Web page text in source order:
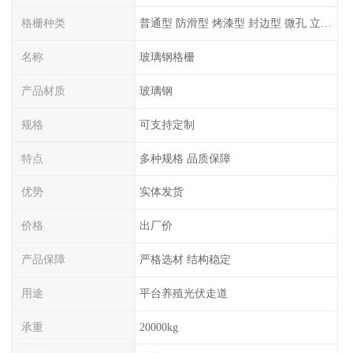
格栅种类 普通型 防滑型 ‌烤漆型 封边型 ‌微孔 立体 加砂覆面型 平面型
名称 玻璃钢格栅
产品材质 玻璃钢
规格 可支持定制
特点 多种规格 品质保障
优势 实体发货
价格 出厂价
产品保障 严格选材 结构稳定
用途 平台养殖光伏走道
承重 20000kg